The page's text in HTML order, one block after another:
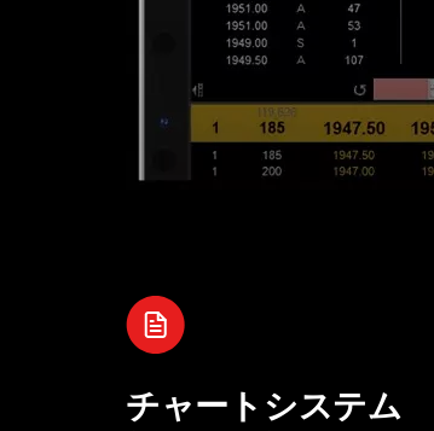
チャートシステム